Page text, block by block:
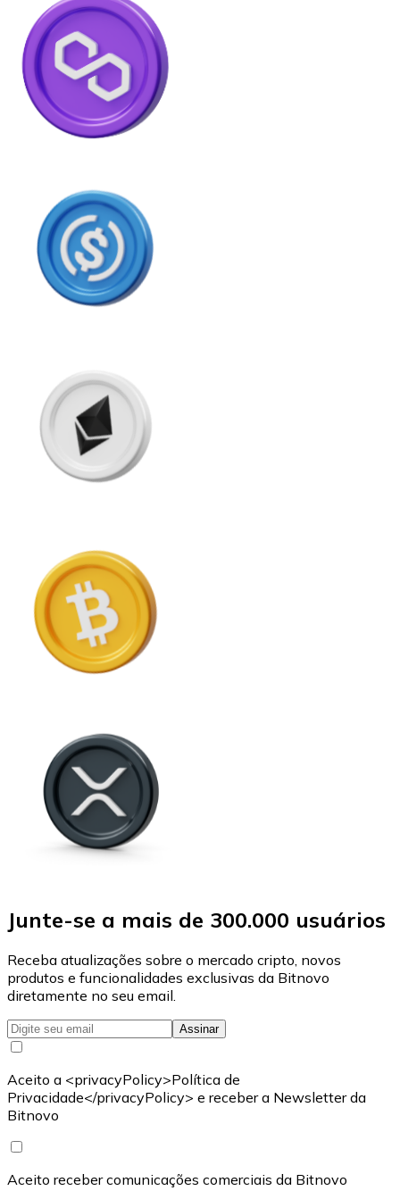
Junte-se a mais de 300.000 usuários
Receba atualizações sobre o mercado cripto, novos
produtos e funcionalidades exclusivas da Bitnovo
diretamente no seu email.
Assinar
Aceito a <privacyPolicy>Política de
Privacidade</privacyPolicy> e receber a Newsletter da
Bitnovo
Aceito receber comunicações comerciais da Bitnovo